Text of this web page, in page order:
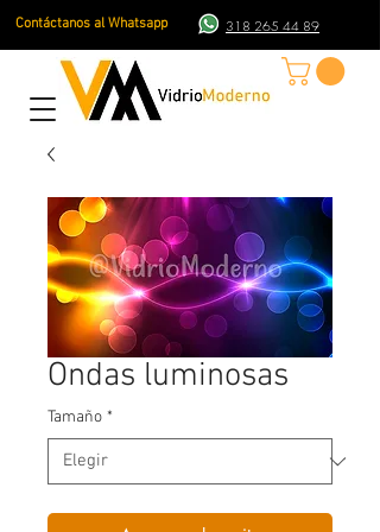
Contáctanos al Whatsapp 318 265 44 89
Ondas luminosas
Tamaño *